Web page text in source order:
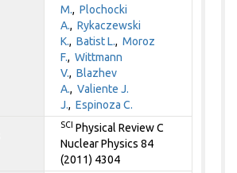
M.,Plochocki
A.,Rykaczewski
K.,Batist L.,Moroz
F.,Wittmann
V.,Blazhev
A.,Valiente J.
J.,Espinoza C.
SCI Physical Review C
Nuclear Physics 84
(2011) 4304